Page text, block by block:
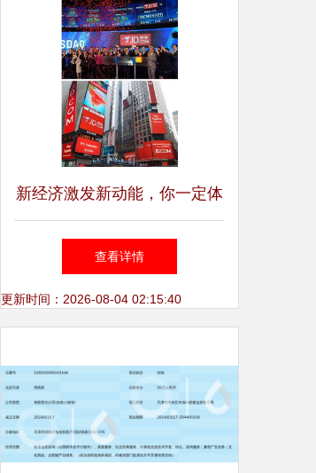
新经济激发新动能，你一定体
会过这些企业带来的服务——
信息技术咨询业的崛起与实践
查看详情
更新时间：2026-08-04 02:15:40